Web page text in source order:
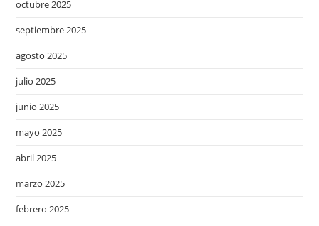
octubre 2025
septiembre 2025
agosto 2025
julio 2025
junio 2025
mayo 2025
abril 2025
marzo 2025
febrero 2025